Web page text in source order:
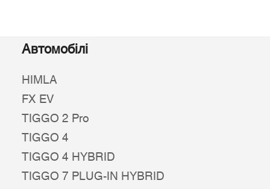
Автомобілі
HIMLA
FX EV
TIGGO 2 Pro
TIGGO 4
TIGGO 4 HYBRID
TIGGO 7 PLUG-IN HYBRID